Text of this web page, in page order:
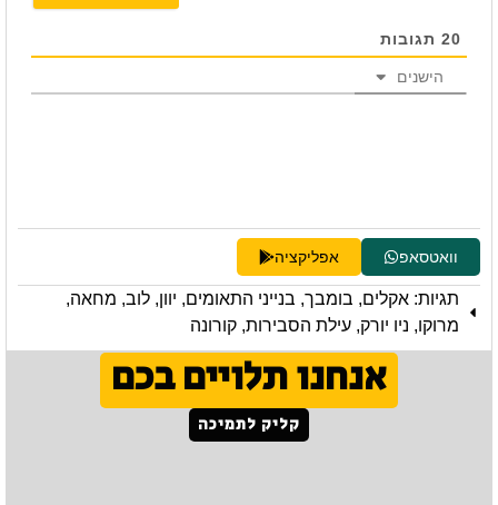
20 תגובות
הישנים
וואטסאפ אפליקציה
תגיות: אקלים, בומבך, בנייני התאומים, יוון, לוב, מחאה,
מרוקו, ניו יורק, עילת הסבירות, קורונה
אנחנו תלויים בכם
קליק לתמיכה